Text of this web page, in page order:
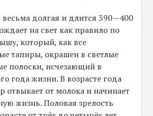
долгая и длится 390—400
на свет как правило по
который, как все
тапиры, окрашен в светлые
полоски, исчезающий в
года жизни. В возрасте года
отвыкает от молока и начинает
жизнь. Половая зрелость